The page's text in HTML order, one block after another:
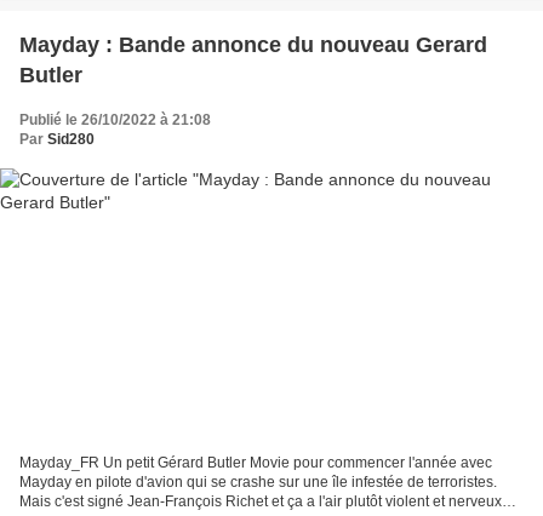
Mayday : Bande annonce du nouveau Gerard
Butler
Publié le 26/10/2022 à 21:08
Par Sid280
Mayday_FR Un petit Gérard Butler Movie pour commencer l'année avec
Mayday en pilote d'avion qui se crashe sur une île infestée de terroristes.
Mais c'est signé Jean-François Richet et ça a l'air plutôt violent et nerveux